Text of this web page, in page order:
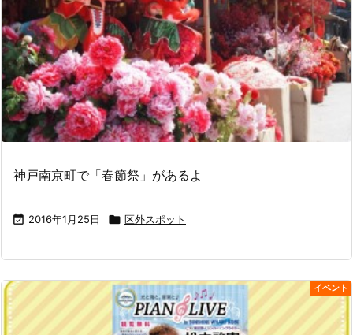
神戸南京町で「春節祭」があるよ
 2016年1月25日  区外スポット
イベント